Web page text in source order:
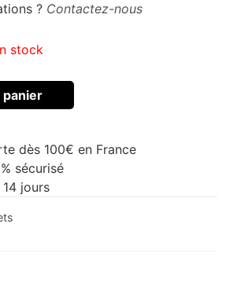
? Contactez-nous
stock
dès 100€ en France
sécurisé
jours